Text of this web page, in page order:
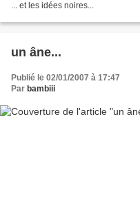
... et les idées noires...
un âne...
Publié le 02/01/2007 à 17:47
Par bambiii